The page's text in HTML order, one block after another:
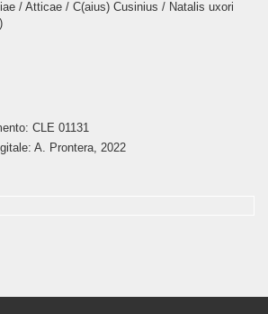
/ Atticae / C(aius) Cusinius / Natalis uxori
CLE 01131
A. Prontera, 2022